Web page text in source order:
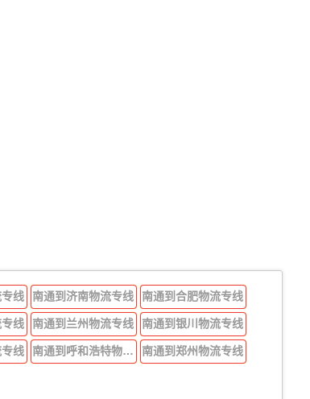
线 南通到济南物流专线 南通到合肥物流专线
线 南通到兰州物流专线 南通到银川物流专线
线 南通到呼和浩特物流专线 南通到郑州物流专线